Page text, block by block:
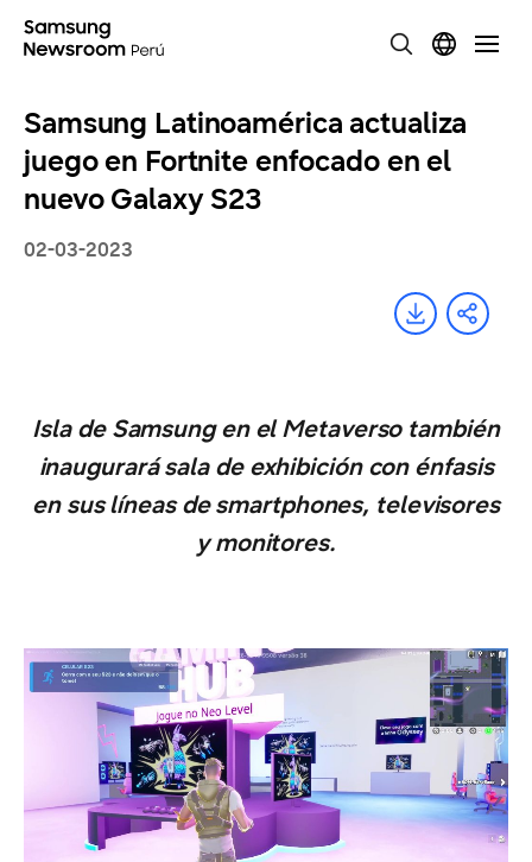
Samsung Latinoamérica actualiza
juego en Fortnite enfocado en el
nuevo Galaxy S23
02-03-2023
Isla de Samsung en el Metaverso también
inaugurará sala de exhibición con énfasis
en sus líneas de smartphones, televisores
y monitores.